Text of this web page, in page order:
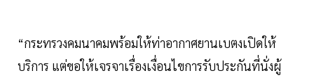
“กระทรวงคมนาคมพร้อมให้ท่าอากาศยานเบตงเปิดให้
บริการ แต่ขอให้เจรจาเรื่องเงื่อนไขการรับประกันที่นั่งผู้